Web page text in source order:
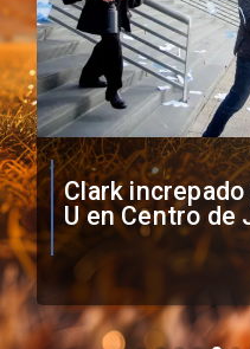
Vozinha firma
Colo como